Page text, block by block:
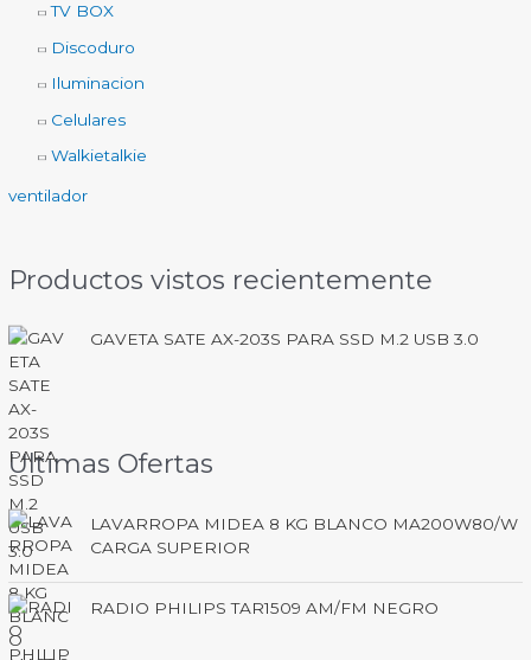
TV BOX
Discoduro
Iluminacion
Celulares
Walkietalkie
ventilador
Productos vistos recientemente
GAVETA SATE AX-203S PARA SSD M.2 USB 3.0
Ultimas Ofertas
LAVARROPA MIDEA 8 KG BLANCO MA200W80/W
CARGA SUPERIOR
RADIO PHILIPS TAR1509 AM/FM NEGRO